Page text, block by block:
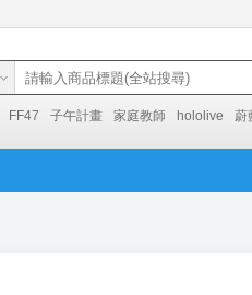
FF47 子午計畫 家庭教師 hololive 蔚